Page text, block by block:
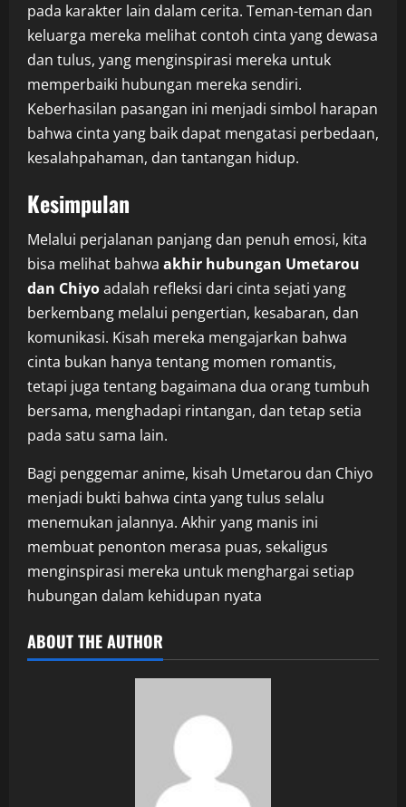
pada karakter lain dalam cerita. Teman-teman dan
keluarga mereka melihat contoh cinta yang dewasa
dan tulus, yang menginspirasi mereka untuk
memperbaiki hubungan mereka sendiri.
Keberhasilan pasangan ini menjadi simbol harapan
bahwa cinta yang baik dapat mengatasi perbedaan,
kesalahpahaman, dan tantangan hidup.
Kesimpulan
Melalui perjalanan panjang dan penuh emosi, kita
bisa melihat bahwa akhir hubungan Umetarou
dan Chiyoadalah refleksi dari cinta sejati yang
berkembang melalui pengertian, kesabaran, dan
komunikasi. Kisah mereka mengajarkan bahwa
cinta bukan hanya tentang momen romantis,
tetapi juga tentang bagaimana dua orang tumbuh
bersama, menghadapi rintangan, dan tetap setia
pada satu sama lain.
Bagi penggemar anime, kisah Umetarou dan Chiyo
menjadi bukti bahwa cinta yang tulus selalu
menemukan jalannya. Akhir yang manis ini
membuat penonton merasa puas, sekaligus
menginspirasi mereka untuk menghargai setiap
hubungan dalam kehidupan nyata
ABOUT THE AUTHOR